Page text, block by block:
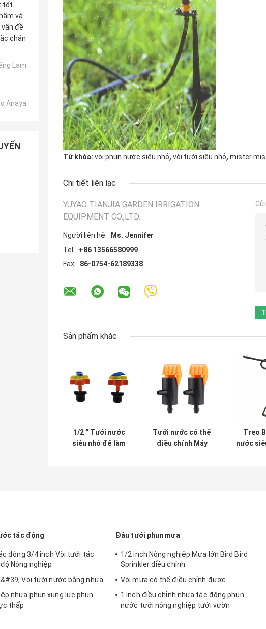
tốt.
và
đề
chắn
Lam
Anaya
Từ khóa: vòi phun nước siêu nhỏ, vòi tưới siêu nhỏ, mister
Chi tiết liên lạc
YUYAO TIANJIA GARDEN IRRIGATION
EQUIPMENT CO.,LTD.
Người liên hệ:
Ms. Jennifer
Tel:
+86 13566580999
Fax:
86-0754-62189338
Sản phẩm khác
1/2 '' Tưới nước
siêu nhỏ để làm
Tưới nước có thể
điều chỉnh Máy
Treo
nước
tác động
động 3/4 inch Vòi tưới tác
Nông nghiệp
Vòi tưới nước bằng nhựa
nhựa phun xung lực phun
thấp
Đầu tưới phun mưa
1/2 inch Nông nghiệp Mưa lớn Bird Bird
Sprinkler điều chỉnh
Vòi mưa có thể điều chỉnh được
1 inch điều chỉnh nhựa tác động phun
nước tưới nông nghiệp tưới vườn